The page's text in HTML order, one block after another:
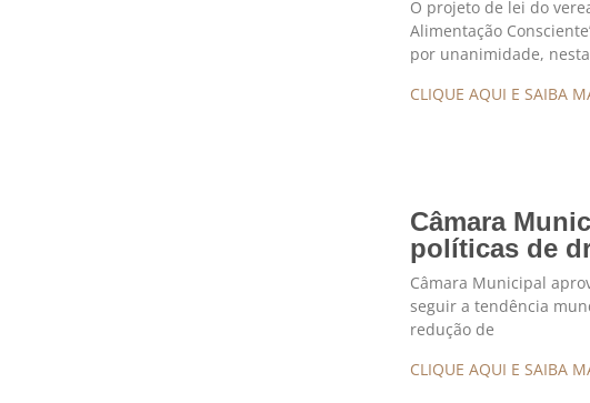
O projeto de lei do
Alimentação
por unanimidade,
CLIQUE AQUI E SAIBA
Câmara
políticas de
Câmara Municipal
seguir a tendência
redução de
CLIQUE AQUI E SAIBA